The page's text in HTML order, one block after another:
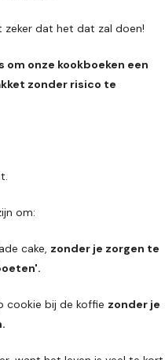
zeker dat het dat zal doen!
om onze kookboeken een
zonder risico te
om:
cake, zonder je zorgen te
cookie bij de koffie zonder je